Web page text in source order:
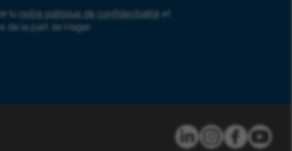
lu notre politique de confidentialité
et
de la part de Hager.